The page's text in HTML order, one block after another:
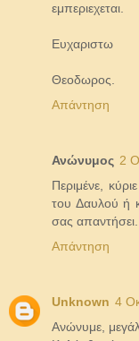
εμπεριεχεται.
Ευχαριστω
Θεοδωρος.
Απάντηση
Ανώνυμος 2
Περιμένε,
του Δαυλού ή
σας απαντήσει...
Απάντηση
Unknown 4
Ανώνυμε,